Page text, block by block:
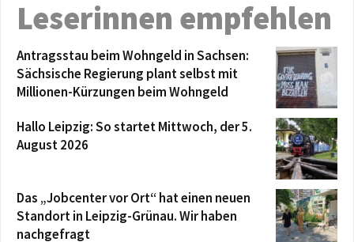
Leserinnen empfehlen
Antragsstau beim Wohngeld in Sachsen:
Sächsische Regierung plant selbst mit
Millionen-Kürzungen beim Wohngeld
Hallo Leipzig: So startet Mittwoch, der 5.
August 2026
Das „Jobcenter vor Ort“ hat einen neuen
Standort in Leipzig-Grünau. Wir haben
nachgefragt